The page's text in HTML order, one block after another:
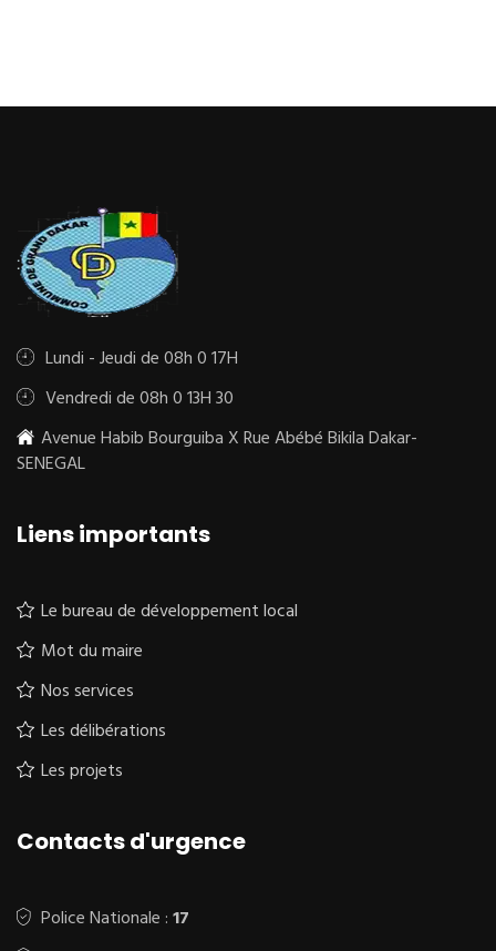
Lundi - Jeudi de 08h 0 17H
Vendredi de 08h 0 13H 30
Avenue Habib Bourguiba X Rue Abébé Bikila Dakar-
SENEGAL
Liens importants
Le bureau de développement local
Mot du maire
Nos services
Les délibérations
Les projets
Contacts d'urgence
Police Nationale :17